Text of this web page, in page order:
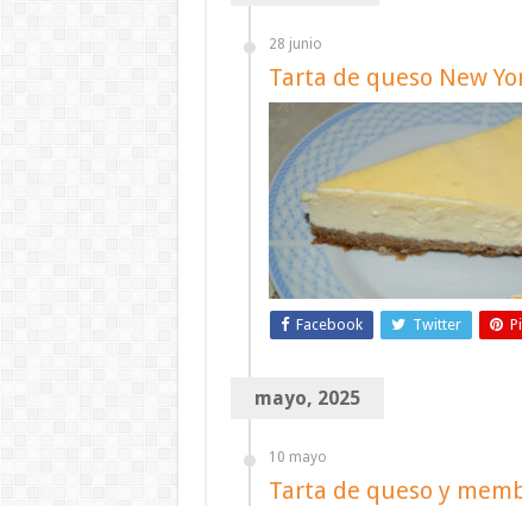
28 junio
Tarta de queso New
Facebook Twitter
mayo, 2025
10 mayo
Tarta de queso y